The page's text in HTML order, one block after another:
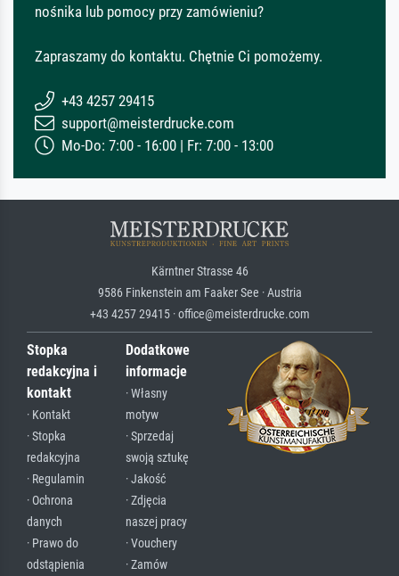
nośnika lub pomocy przy zamówieniu?
Zapraszamy do kontaktu. Chętnie Ci pomożemy.
+43 4257 29415
support@meisterdrucke.com
Mo-Do: 7:00 - 16:00 | Fr: 7:00 - 13:00
Kärntner Strasse 46
9586 Finkenstein am Faaker See · Austria
+43 4257 29415 · office@meisterdrucke.com
Stopka
redakcyjna i
kontakt
· Kontakt
· Stopka
redakcyjna
· Regulamin
· Ochrona
danych
· Prawo do
odstąpienia
Dodatkowe
informacje
· Własny
motyw
· Sprzedaj
swoją sztukę
· Jakość
· Zdjęcia
naszej pracy
· Vouchery
· Zamów